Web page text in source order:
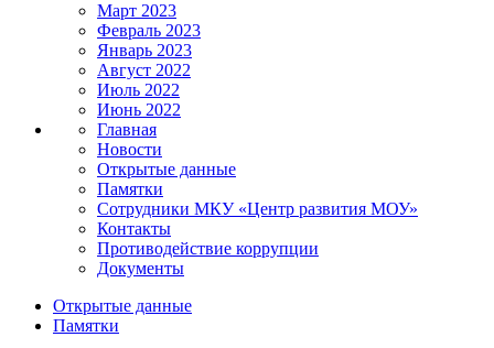
Март 2023
Февраль 2023
Январь 2023
Август 2022
Июль 2022
Июнь 2022
Главная
Новости
Открытые данные
Памятки
Сотрудники МКУ «Центр развития МОУ»
Контакты
Противодействие коррупции
Документы
Открытые данные
Памятки